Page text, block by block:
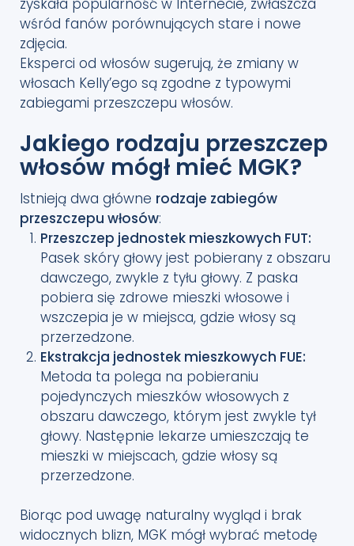
zyskała popularność w Internecie, zwłaszcza
wśród fanów porównujących stare i nowe
zdjęcia.
Eksperci od włosów sugerują, że zmiany w
włosach Kelly’ego są zgodne z typowymi
zabiegami przeszczepu włosów.
Jakiego rodzaju przeszczep
włosów mógł mieć MGK?
Istnieją dwa główne rodzaje zabiegów
przeszczepu włosów:
Przeszczep jednostek mieszkowych FUT:
Pasek skóry głowy jest pobierany z obszaru
dawczego, zwykle z tyłu głowy. Z paska
pobiera się zdrowe mieszki włosowe i
wszczepia je w miejsca, gdzie włosy są
przerzedzone.
Ekstrakcja jednostek mieszkowych FUE:
Metoda ta polega na pobieraniu
pojedynczych mieszków włosowych z
obszaru dawczego, którym jest zwykle tył
głowy. Następnie lekarze umieszczają te
mieszki w miejscach, gdzie włosy są
przerzedzone.
Biorąc pod uwagę naturalny wygląd i brak
widocznych blizn, MGK mógł wybrać metodę